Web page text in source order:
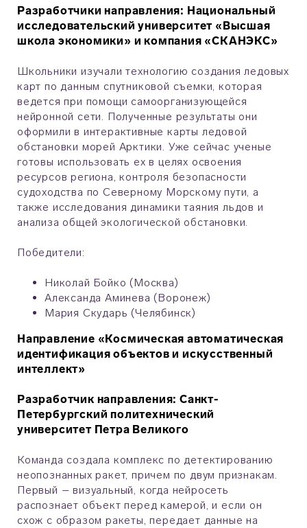
Разработчики направления: Национальный
исследовательский университет «Высшая
школа экономики» и компания «СКАНЭКС»
Школьники изучали технологию создания ледовых
карт по данным спутниковой съемки, которая
ведется при помощи самоорганизующейся
нейронной сети. Полученные результаты они
оформили в интерактивные карты ледовой
обстановки морей Арктики. Уже сейчас ученые
готовы использовать ех в целях освоения
ресурсов региона, контроля безопасности
судоходства по Северному Морскому пути, а
также исследования динамики таяния льдов и
анализа общей экологической обстановки.
Победители:
Николай Бойко (Москва)
Александа Аминева (Воронеж)
Мария Скударь (Челябинск)
Направление «Космическая автоматическая
идентификация объектов и искусственный
интеллект»
Разработчик направления: Санкт-
Петербургский политехнический
университет Петра Великого
Команда создала комплекс по детектированию
неопознанных ракет, причем по двум признакам.
Первый – визуальный, когда нейросеть
распознает объект перед камерой, и если он
схож с образом ракеты, передает данные на